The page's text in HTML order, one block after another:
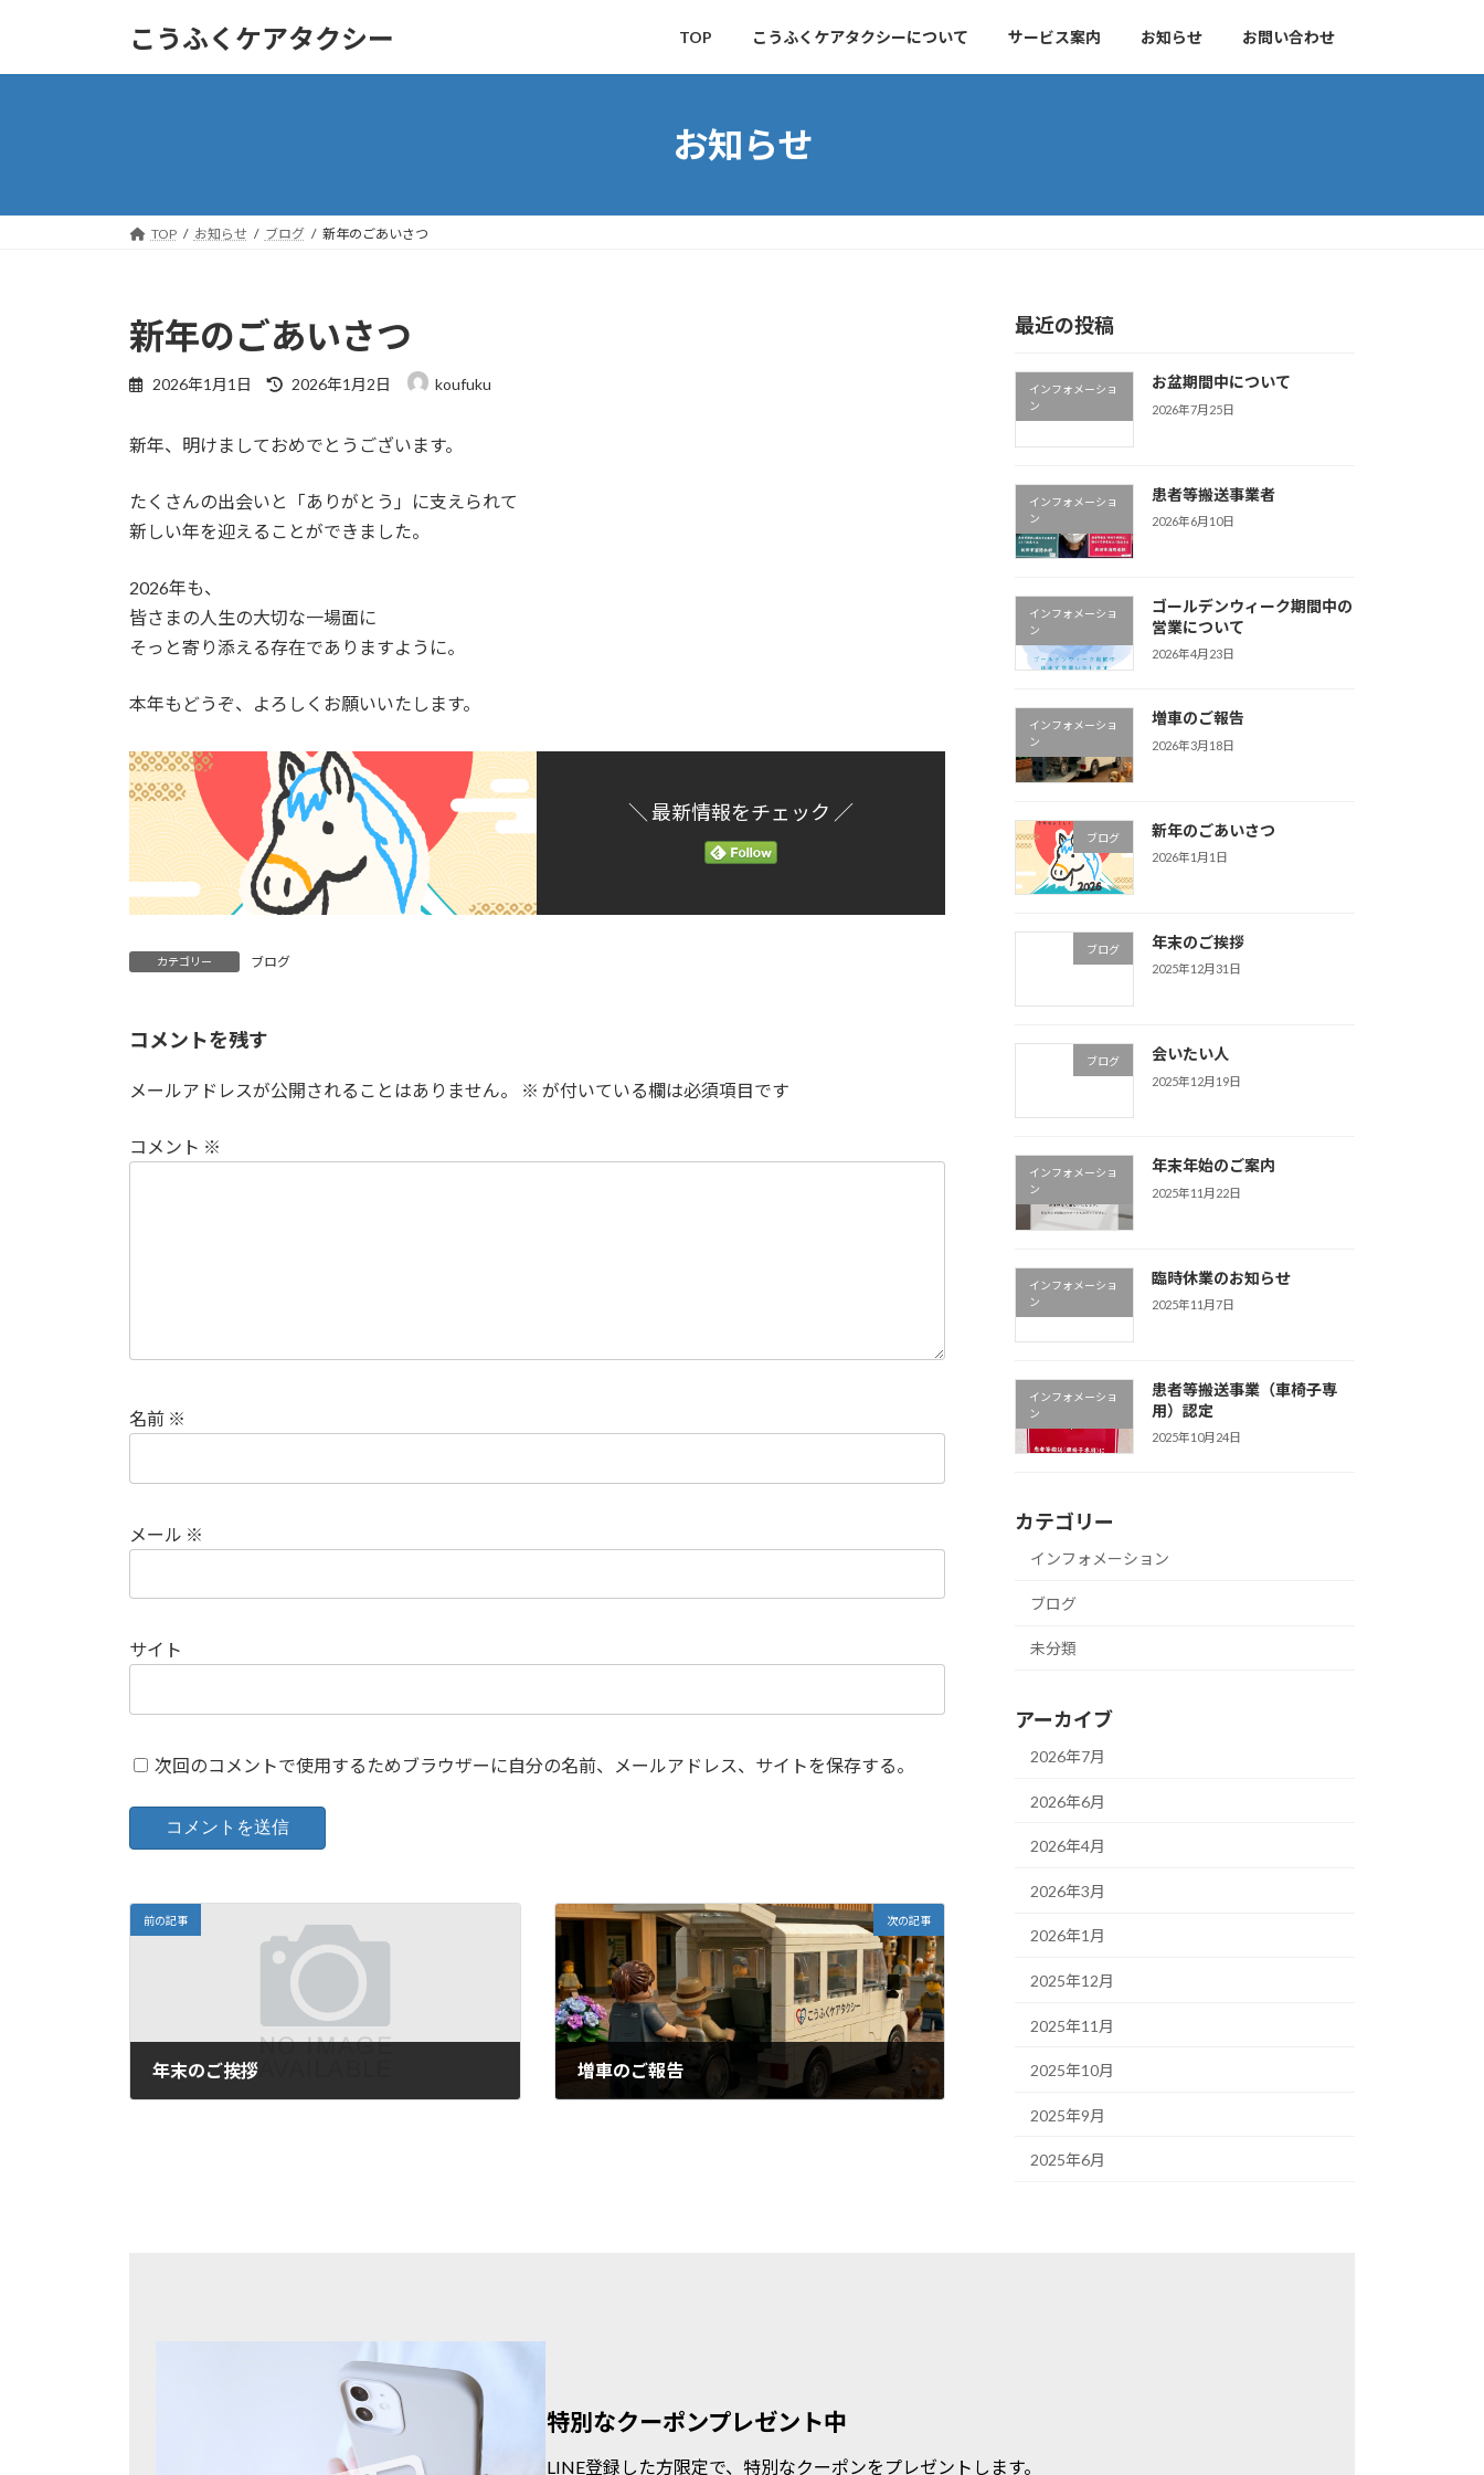
こうふくケアタクシー TOP こうふくケアタクシーについて サービス案内 お知らせ お問い合わせ
お知らせ
TOP お知らせ ブログ 新年のごあいさつ
新年のごあいさつ
2026年1月1日
最
新
時
2026年1月2日 koufuku
新年、明けましておめでとうございます。
たくさんの出会いと「ありがとう」に支えられて
新しい年を迎えることができました。
2026年も、
皆さまの人生の大切な一場面に
そっと寄り添える存在でありますように。
本年もどうぞ、よろしくお願いいたします。
＼ 最新情報をチェック ／
カテゴリー ブログ
コメントを残す
メールアドレスが公開されることはありません。 ※ が付いている欄は必須項目です
コメント ※
名前 ※
メール ※
サイト
次回のコメントで使用するためブラウザーに自分の名前、メールアドレス、サイトを保存する。
前の記事
年末のご挨拶
次の記事
増車のご報告
最近の投稿
インフォメーショ
ン
お盆期間中について
2026年7月25日
インフォメーショ
ン
患者等搬送事業者
2026年6月10日
インフォメーショ
ン
ゴールデンウィーク期間中の
営業について
2026年4月23日
インフォメーショ
ン
増車のご報告
2026年3月18日
ブログ 新年のごあいさつ
2026年1月1日
ブログ 年末のご挨拶
2025年12月31日
ブログ 会いたい人
2025年12月19日
インフォメーショ
ン
年末年始のご案内
2025年11月22日
インフォメーショ
ン
臨時休業のお知らせ
2025年11月7日
インフォメーショ
ン
患者等搬送事業（車椅子専
用）認定
2025年10月24日
カテゴリー
インフォメーション
ブログ
未分類
アーカイブ
2026年7月
2026年6月
2026年4月
2026年3月
2026年1月
2025年12月
2025年11月
2025年10月
2025年9月
2025年6月
特別なクーポンプレゼント中
LINE登録した方限定で、特別なクーポンをプレゼントします。